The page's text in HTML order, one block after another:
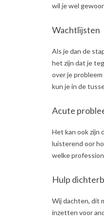
wil je wel
Wachtlijsten
Als je dan de
het zijn dat je
over je probleem
kun je in de
Acute
Het kan ook zijn
luisterend oor
welke
Hulp
Wij dachten, dit
inzetten voor